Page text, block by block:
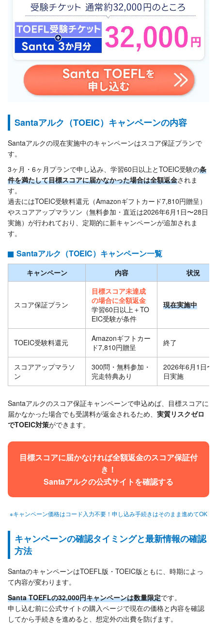
Santaアルク（TOEIC）キャンペーンの内容
Santaアルクの現在実施中のキャンペーンはスコア保証プランで
す。
3ヶ月・6ヶ月プランで申し込み、学習60日以上とTOEIC受験の条
件を満たして目標スコアに届かなかった場合は全額返金されま
す。
過去にはTOEIC受験料還元（Amazonギフトカード7,810円贈呈）
やスコアアップマラソン（無料参加・直近は2026年6月1日〜28日
実施）が行われており、定期的に新キャンペーンが追加されま
す。
Santaアルク（TOEIC）キャンペーン一覧
キャンペーン 内容 状況
スコア保証プラン
目標スコア未達成
の場合に全額返金
学習60日以上＋TO
EIC受験が条件
現在実施中
TOEIC受験料還元
Amazonギフトカー
ド7,810円贈呈
終了
スコアアップマラソ
ン
300問・無料参加・
完走特典あり
2026年6月1日〜
日実施
Santaアルクのスコア保証キャンペーンで申込めば、目標スコアに
届かなかった場合でも受講料が返金されるため、 実質リスクゼロ
でTOEIC対策ができます。
目標スコアに届かなければ全額返金のスコア保証付
き！
Santaアルクの公式サイトを確認する
※キャンペーン価格はコード入力不要！申し込み手続きはそのまま進めてOK
キャンペーンの確認タイミングと最新情報の確認
方法
SantaのキャンペーンはTOEFL版・TOEIC版ともに、時期によっ
て内容が変わります。
Santa TOEFLの32,000円キャンペーンは数量限定です。
申し込む前に公式サイトの購入ページで現在の価格と内容を確認
してから手続きを進めると、想定外の出費を防げます。